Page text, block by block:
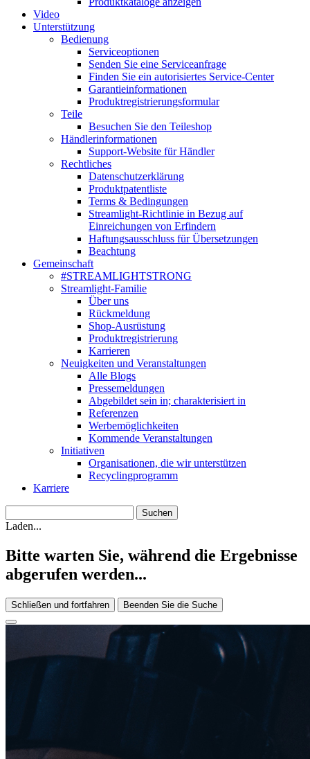
Video
Unterstützung
Bedienung
Serviceoptionen
Senden Sie eine Serviceanfrage
Finden Sie ein autorisiertes Service-Center
Garantieinformationen
Produktregistrierungsformular
Teile
Besuchen Sie den Teileshop
Händlerinformationen
Support-Website für Händler
Rechtliches
Datenschutzerklärung
Produktpatentliste
Terms & Bedingungen
Streamlight-Richtlinie in Bezug auf
Einreichungen von Erfindern
Haftungsausschluss für Übersetzungen
Beachtung
Gemeinschaft
#STREAMLIGHTSTRONG
Streamlight-Familie
Über uns
Rückmeldung
Shop-Ausrüstung
Produktregistrierung
Karrieren
Neuigkeiten und Veranstaltungen
Alle Blogs
Pressemeldungen
Abgebildet sein in; charakterisiert in
Referenzen
Werbemöglichkeiten
Kommende Veranstaltungen
Initiativen
Organisationen, die wir unterstützen
Recyclingprogramm
Karriere
Laden...
Bitte warten Sie, während die Ergebnisse
abgerufen werden...
Schließen und fortfahren Beenden Sie die Suche